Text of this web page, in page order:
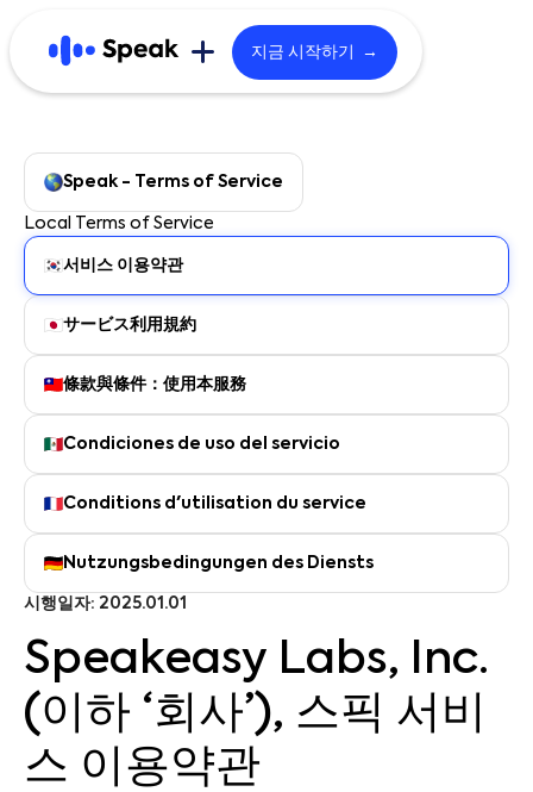
브랜드 스토리
기술/학습법
사용자 후기
채용
비즈니스/제휴
B2B 문의
B2B 블로그
中文 – 繁體 繁體中文 (HK)
Português Français
Deutsch
지금 시작하기 →
Speak - Terms of Service
Local Terms of Service
서비스 이용약관
サービス利用規約
條款與條件：使用本服務
Condiciones de uso del servicio
Conditions d'utilisation du service
Nutzungsbedingungen des Diensts
시행일자: 2025.01.01
Speakeasy Labs, Inc.
(이하 ‘회사’), 스픽 서비
스 이용약관